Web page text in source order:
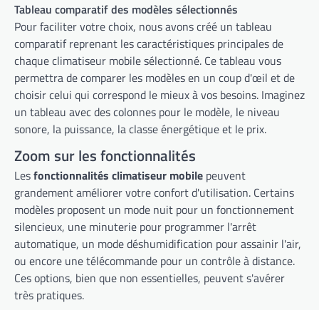
Tableau comparatif des modèles sélectionnés
Pour faciliter votre choix, nous avons créé un tableau
comparatif reprenant les caractéristiques principales de
chaque climatiseur mobile sélectionné. Ce tableau vous
permettra de comparer les modèles en un coup d'œil et de
choisir celui qui correspond le mieux à vos besoins. Imaginez
un tableau avec des colonnes pour le modèle, le niveau
sonore, la puissance, la classe énergétique et le prix.
Zoom sur les fonctionnalités
Lesfonctionnalités climatiseur mobile peuvent
grandement améliorer votre confort d'utilisation. Certains
modèles proposent un mode nuit pour un fonctionnement
silencieux, une minuterie pour programmer l'arrêt
automatique, un mode déshumidification pour assainir l'air,
ou encore une télécommande pour un contrôle à distance.
Ces options, bien que non essentielles, peuvent s'avérer
très pratiques.